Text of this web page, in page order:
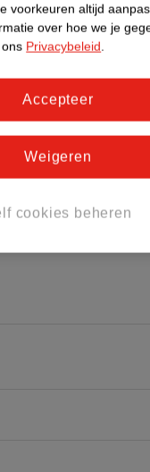
Impact Score.
Meer informatie
Alle Pimple patches
voorkeuren altijd
over hoe we je
Privacybeleid.
cookies beheren
Weigeren
Accepteer